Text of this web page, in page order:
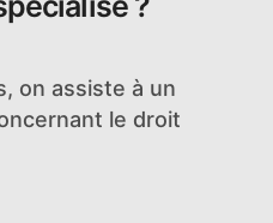
le droit